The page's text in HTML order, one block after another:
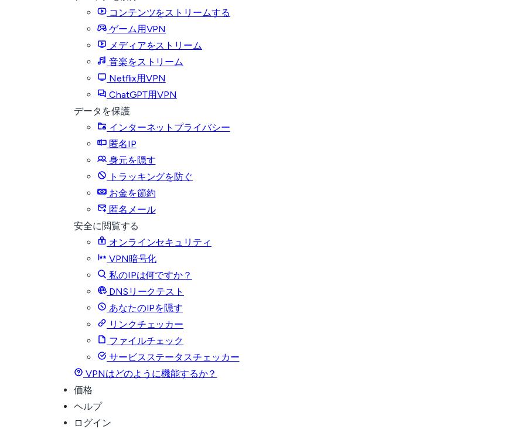
コンテンツをストリームする
ゲーム用VPN
メディアをストリーム
音楽をストリーム
Netflix用VPN
ChatGPT用VPN
データを保護
インターネットプライバシー
匿名IP
身元を隠す
トラッキングを防ぐ
お金を節約
匿名メール
安全に閲覧する
オンラインセキュリティ
VPN暗号化
私のIPは何ですか？
DNSリークテスト
あなたのIPを隠す
リンクチェッカー
ファイルチェック
サービスステータスチェッカー
VPNはどのように機能するか？
価格
ヘルプ
ログイン